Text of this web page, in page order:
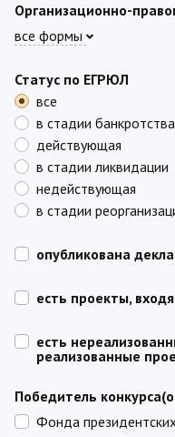
Организационно-
все формы
Статус по ЕГРЮЛ
все
в стадии банкротства
действующая
в стадии ликвидации
недействующая
в стадии
опубликована
есть проекты,
есть
реализованные
Победитель
Фонда